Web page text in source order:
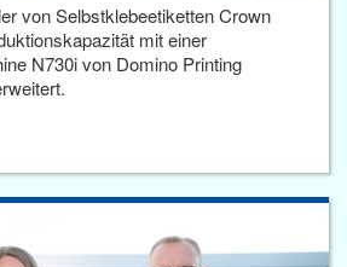
von Selbstklebeetiketten Crown
mit einer
N730i von Domino Printing